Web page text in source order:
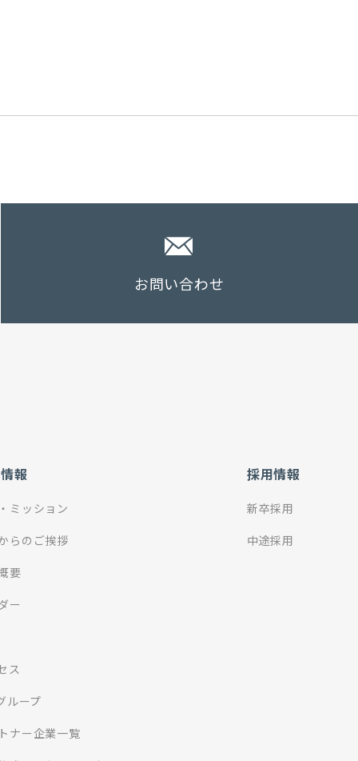
お問い合わせ
報
ミッション
らのご挨拶
要
ー
ス
ループ
ナー企業一覧
採用情報
新卒採用
中途採用